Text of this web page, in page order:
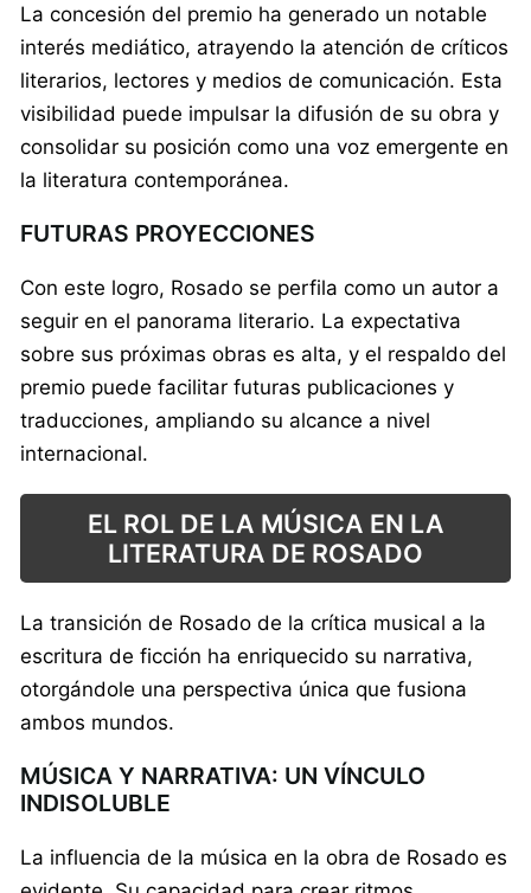
La concesión del premio ha generado un notable
interés mediático, atrayendo la atención de críticos
literarios, lectores y medios de comunicación. Esta
visibilidad puede impulsar la difusión de su obra y
consolidar su posición como una voz emergente en
la literatura contemporánea.
FUTURAS PROYECCIONES
Con este logro, Rosado se perfila como un autor a
seguir en el panorama literario. La expectativa
sobre sus próximas obras es alta, y el respaldo del
premio puede facilitar futuras publicaciones y
traducciones, ampliando su alcance a nivel
internacional.
EL ROL DE LA MÚSICA EN LA
LITERATURA DE ROSADO
La transición de Rosado de la crítica musical a la
escritura de ficción ha enriquecido su narrativa,
otorgándole una perspectiva única que fusiona
ambos mundos.
MÚSICA Y NARRATIVA: UN VÍNCULO
INDISOLUBLE
La influencia de la música en la obra de Rosado es